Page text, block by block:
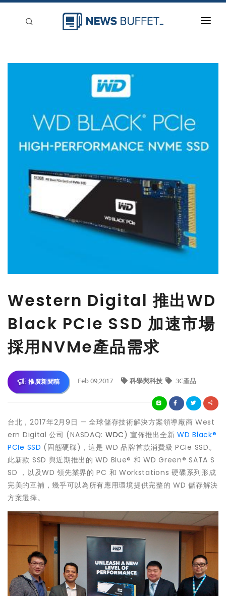
Western Digital 推出WD
Black PCIe SSD 加速市場
採用NVMe產品需求
推廣新聞稿 Feb 09,2017 科學與科技 3C產品
台北，2017年2月9日 — 全球儲存技術解決方案領導廠商 West
ern Digital 公司 (NASDAQ: WDC) 宣佈推出全新WD Black®
PCIe SSD (固態硬碟)，這是 WD 品牌首款消費級 PCIe SSD。
此新款 SSD 與近期推出的 WD Blue® 和 WD Green® SATA S
SD ，以及WD 領先業界的 PC 和 Workstations 硬碟系列形成
完美的互補，幾乎可以為所有應用環境提供完整的 WD 儲存解決
方案選擇。